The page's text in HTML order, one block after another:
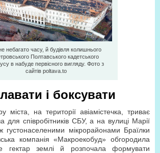
небагато часу, й будівля колишнього
Полтавського кадетського
в набуде первісного вигляду. Фото з
сайтів poltava.to
і боксувати
міста, на території авіамістечка, триває
для співробітників СБУ, а на вулиці Марії
густонаселеними мікрорайонами Браїлки
компанія «Макроекобуд» обгородила
гектар землі й розпочала формувати